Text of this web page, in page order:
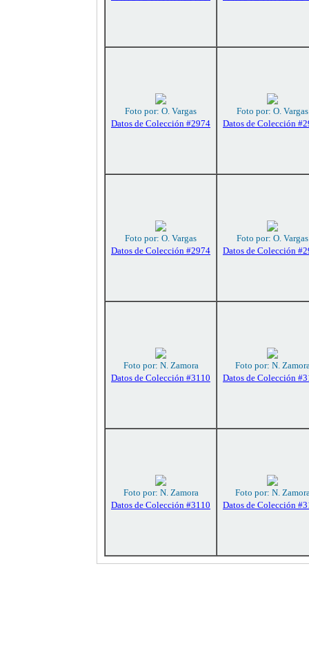
Foto por: O. Vargas
Datos de Colección #2974
Foto por: O. Vargas
Datos de Colección
Foto por: O. Vargas
Datos de Colección #2974
Foto por: O. Vargas
Datos de Colección
Foto por: N. Zamora
Datos de Colección #3110
Foto por: N.
Datos de Colección
Foto por: N. Zamora
Datos de Colección #3110
Foto por: N.
Datos de Colección